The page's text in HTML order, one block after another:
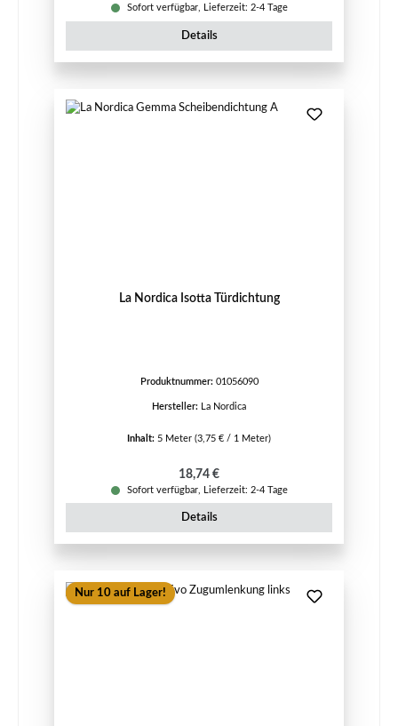
Sofort verfügbar, Lieferzeit: 2-4 Tage
Details
La Nordica Isotta Türdichtung
Produktnummer: 01056090
Hersteller: La Nordica
Inhalt: 5 Meter (3,75 € / 1 Meter)
Regulärer Preis:
18,74 €
Sofort verfügbar, Lieferzeit: 2-4 Tage
Details
Nur 10 auf Lager!